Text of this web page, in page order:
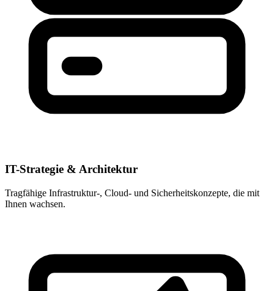
IT-Strategie & Architektur
Tragfähige Infrastruktur-, Cloud- und Sicherheitskonzepte, die mit
Ihnen wachsen.